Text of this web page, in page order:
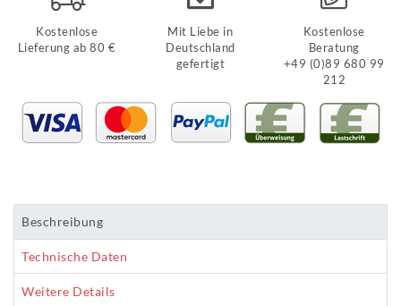
Kostenlose
Lieferung ab 80 €
Mit Liebe in
Deutschland
gefertigt
Kostenlose
Beratung
+49 (0)89 680 99
212
Beschreibung
Technische Daten
Weitere Details